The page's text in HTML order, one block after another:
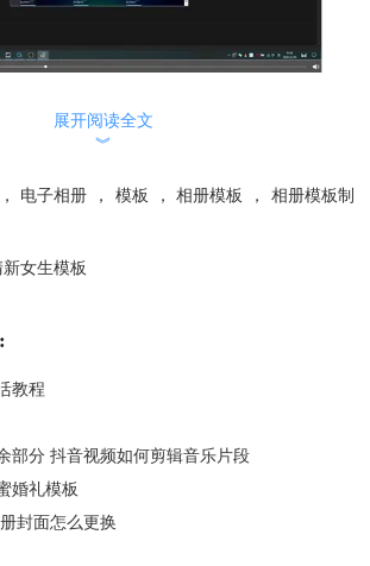
板就会显示在模板列表内。
夹。
展开阅读全文
︾
， 电子相册 ， 模板 ， 相册模板 ，
相册模板制
女生模板
教程
部分 抖音视频如何剪辑音乐片段
婚礼模板
封面怎么更换